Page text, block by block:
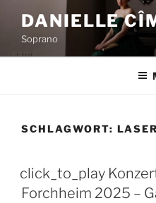
Inhalt
springen
DANIELLE
Soprano
SCHLAGWORT:
click_to_play
Forchheim 2025 –